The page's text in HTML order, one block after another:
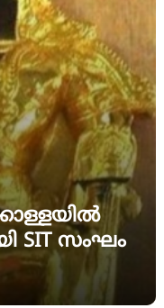
SIT സംഘം